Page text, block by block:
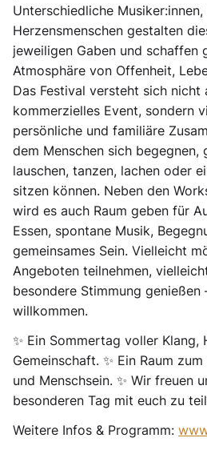
Unterschiedliche Musiker:innen,
Herzensmenschen gestalten
jeweiligen Gaben und schaffen
Atmosphäre von Offenheit,
Das Festival versteht sich nicht
kommerzielles Event, sondern
persönliche und familiäre
dem Menschen sich begegnen,
lauschen, tanzen, lachen oder
sitzen können. Neben den
wird es auch Raum geben für
Essen, spontane Musik,
gemeinsames Sein. Vielleicht
Angeboten teilnehmen,
besondere Stimmung genießen
willkommen.
✨ Ein Sommertag voller Klang,
Gemeinschaft. ✨ Ein Raum
und Menschsein. ✨ Wir freuen
besonderen Tag mit euch zu
Weitere Infos & Programm: